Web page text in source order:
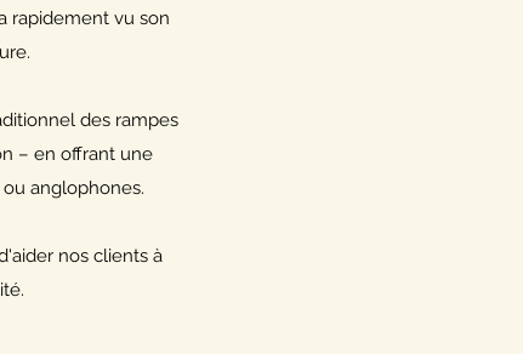
rapidement vu son
des rampes
– en offrant une
anglophones.
nos clients à